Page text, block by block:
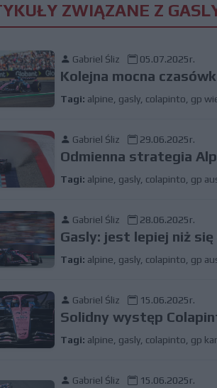
ZWIĄZANE Z
Gabriel Śliz 05.07.2025r.
Kolejna mocna
Tagi: alpine gasly colapinto gp
Gabriel Śliz 29.06.2025r.
Odmienna strategia
Tagi: alpine gasly colapinto gp
Gabriel Śliz 28.06.2025r.
Gasly: jest lepiej niż
Tagi: alpine gasly colapinto gp
Gabriel Śliz 15.06.2025r.
Solidny występ
Tagi: alpine gasly colapinto gp
Gabriel Śliz 15.06.2025r.